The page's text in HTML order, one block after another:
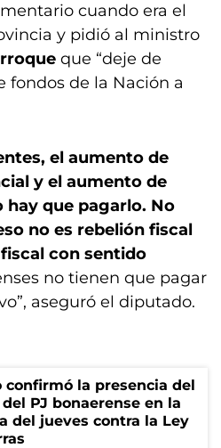
cuando era el
y pidió al ministro
que “deje de
fondos de la Nación a
el aumento de
y el aumento de
que pagarlo. No
no es rebelión fiscal
con sentido
no tienen que pagar
aseguró el diputado.
confirmó la presencia del
del PJ bonaerense en la
del jueves contra la Ley